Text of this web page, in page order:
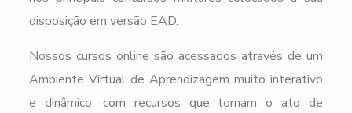
disposição em versão EAD.
Nossos cursos online são acessados através de um
Ambiente Virtual de Aprendizagem muito interativo
e dinâmico, com recursos que tornam o ato de